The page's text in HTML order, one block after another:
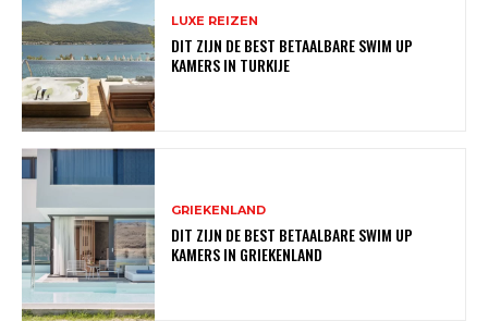
LUXE REIZEN
DIT ZIJN DE BEST BETAALBARE SWIM UP
KAMERS IN TURKIJE
GRIEKENLAND
DIT ZIJN DE BEST BETAALBARE SWIM UP
KAMERS IN GRIEKENLAND